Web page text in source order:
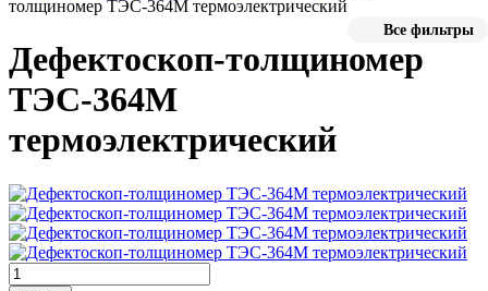
толщиномер ТЭС-364М термоэлектрический
Все фильтры
Дефектоскоп-толщиномер
ТЭС-364М
термоэлектрический